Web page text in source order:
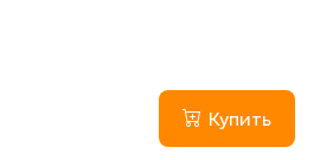
Купить